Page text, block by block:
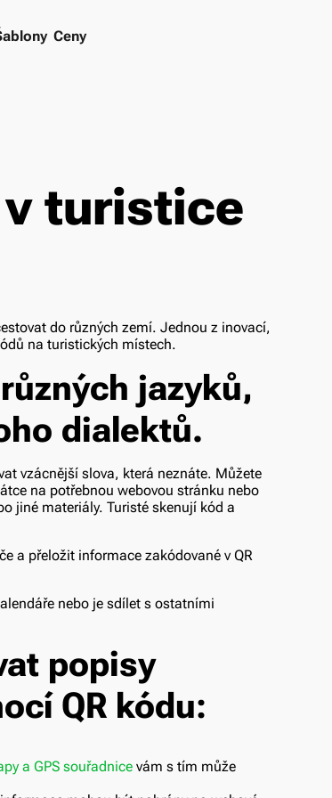
Ceny
v turistice
do různých zemí. Jednou z inovací,
na turistických místech.
jazyků,
dialektů.
vzácnější slova, která neznáte. Můžete
na potřebnou webovou stránku nebo
jiné materiály. Turisté skenují kód a
a přeložit informace zakódované v QR
nebo je sdílet s ostatními
popisy
QR kódu:
a GPS souřadnice vám s tím může